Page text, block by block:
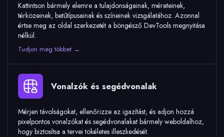
Kattintson bármely elemre a tulajdonságainak, méreteinek,
térközeinek, betűtípusainak és színeinek vizsgálatához. Azonnal
értse meg az oldal szerkezetét a böngésző DevTools megnyitása
nélkül.
Tudjon meg többet →
Vonalzók és segédvonalak
Mérjen távolságokat, ellenőrizze az igazítást, és adjon hozzá
pixelpontos vonalzókat és segédvonalakat bármely weboldalhoz,
hogy biztosítsa a tervei tökéletes illeszkedését.